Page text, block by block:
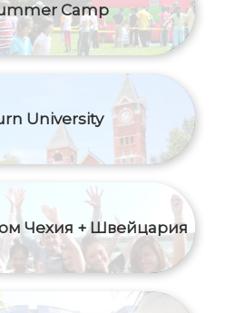
Camp
University
Чехия + Швейцария